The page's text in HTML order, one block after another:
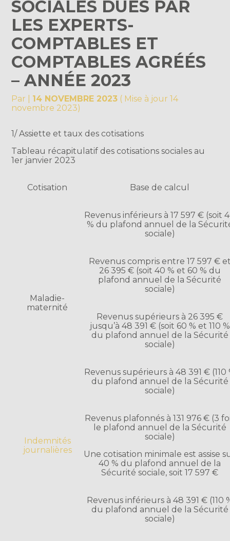
SOCIALES DUES PAR
LES EXPERTS-
COMPTABLES ET
COMPTABLES AGRÉÉS
– ANNÉE 2023
Par 14 NOVEMBRE 2023 ( Mise à jour 14
novembre 2023)
1/ Assiette et taux des cotisations
Tableau récapitulatif des cotisations sociales au
1er janvier 2023
Cotisation Base de calcul
Maladie-
maternité
Revenus inférieurs à 17 597 € (soit
% du plafond annuel de la
sociale)
Revenus compris entre 17 597 €
26 395 € (soit 40 % et 60 % du
plafond annuel de la Sécurité
sociale)
Revenus supérieurs à 26 395 €
jusqu’à 48 391 € (soit 60 % et 110 %
du plafond annuel de la Sécurité
sociale)
Revenus supérieurs à 48 391 € (110
du plafond annuel de la Sécurité
sociale)
Indemnités
journalières
Revenus plafonnés à 131 976 € (3
le plafond annuel de la Sécurité
sociale)
Une cotisation minimale est assise
40 % du plafond annuel de la
Sécurité sociale, soit 17 597 €
Revenus inférieurs à 48 391 € (110
du plafond annuel de la Sécurité
sociale)